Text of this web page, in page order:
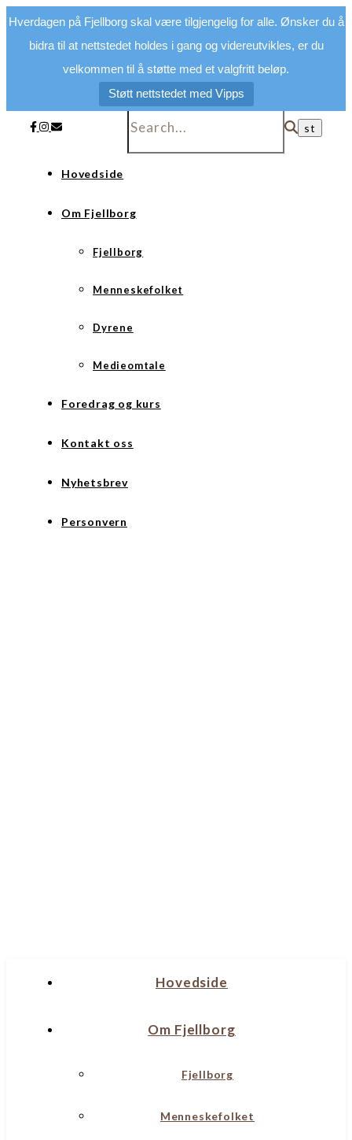
Hverdagen på Fjellborg skal være tilgjengelig for alle. Ønsker du å
bidra til at nettstedet holdes i gang og videreutvikles, er du
velkommen til å støtte med et valgfritt beløp.
Støtt nettstedet med Vipps
Hovedside
Om Fjellborg
Fjellborg
Menneskefolket
Dyrene
Medieomtale
Foredrag og kurs
Kontakt oss
Nyhetsbrev
Personvern
Hovedside
Om Fjellborg
Fjellborg
Menneskefolket